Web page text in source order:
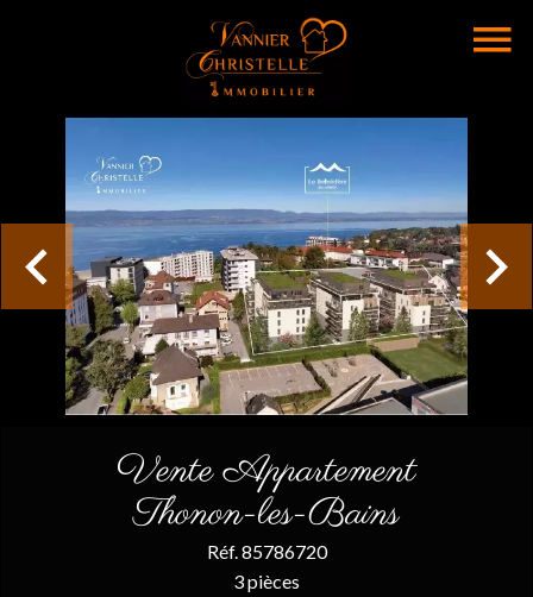
Vente Appartement
Thonon-les-Bains
Réf. 85786720
3 pièces